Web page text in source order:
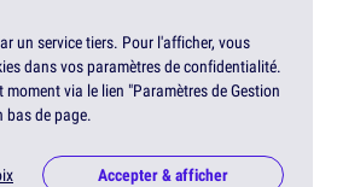
un service tiers. Pour l'afficher, vous
dans vos paramètres de confidentialité.
via le lien "Paramètres de Gestion
bas de page.
Accepter & afficher